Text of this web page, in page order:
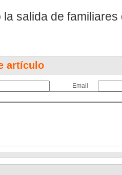
la salida de
artículo
Email